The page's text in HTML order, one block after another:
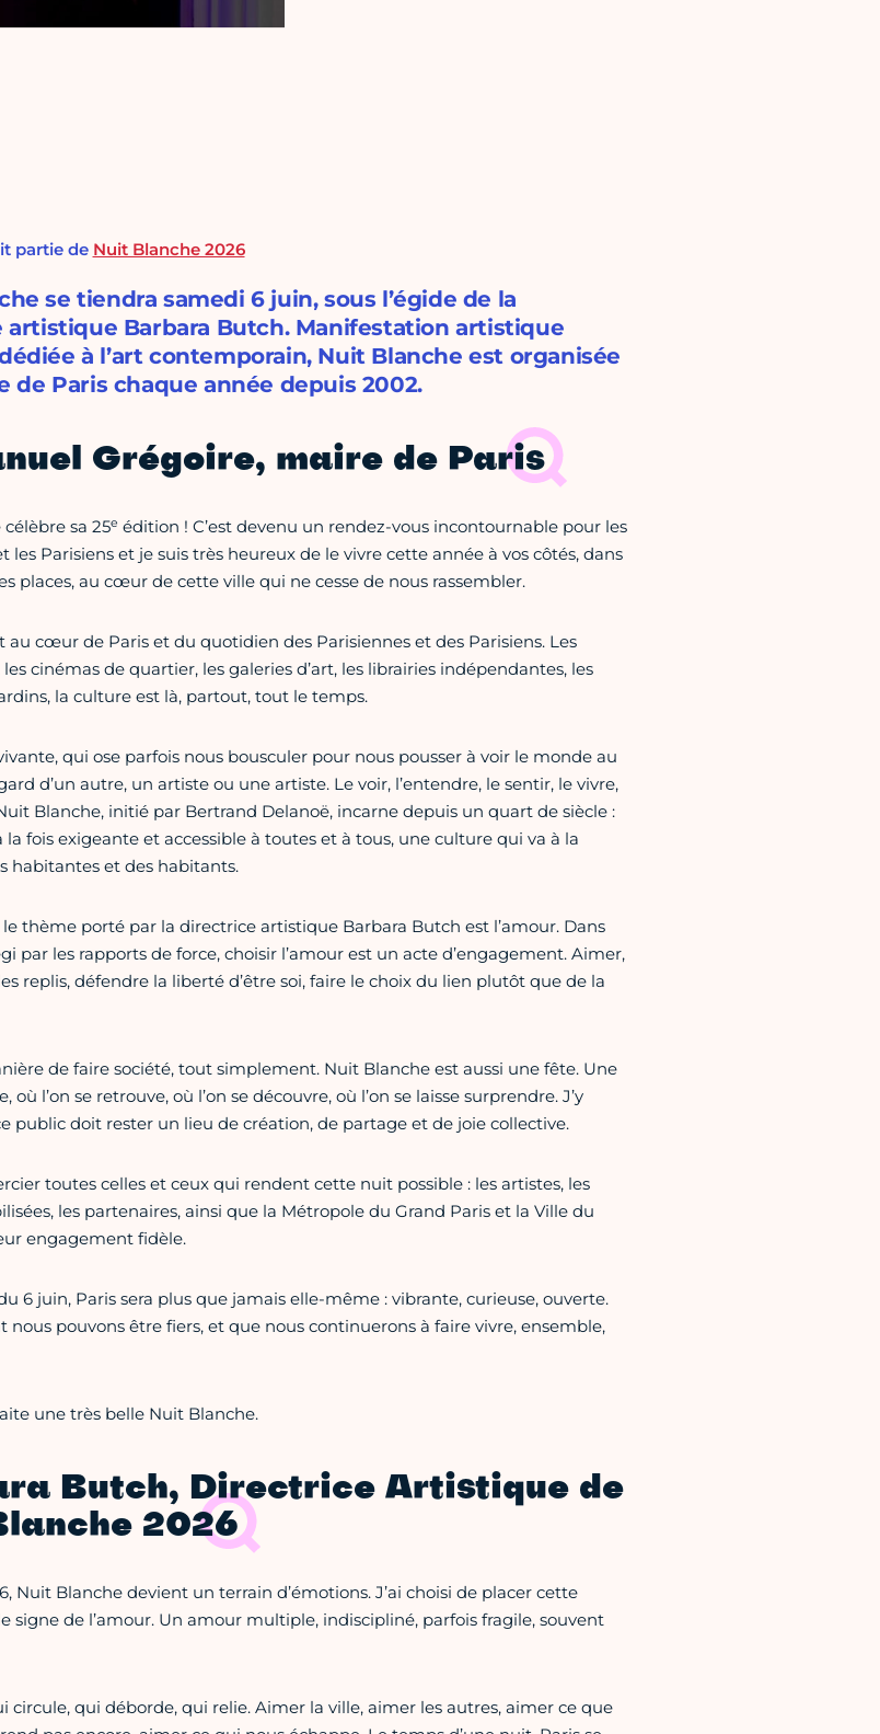
partie de Nuit Blanche 2026
se tiendra samedi 6 juin, sous l’égide de la
Barbara Butch. Manifestation artistique
à l’art contemporain, Nuit Blanche est organisée
de Paris chaque année depuis 2002.
Grégoire, maire de Paris
sa 25e édition ! C’est devenu un rendez-vous incontournable pour les
les Parisiens et je suis très heureux de le vivre cette année à vos côtés, dans
places, au cœur de cette ville qui ne cesse de nous rassembler.
au cœur de Paris et du quotidien des Parisiennes et des Parisiens. Les
cinémas de quartier, les galeries d’art, les librairies indépendantes, les
la culture est là, partout, tout le temps.
qui ose parfois nous bousculer pour nous pousser à voir le monde au
d’un autre, un artiste ou une artiste. Le voir, l’entendre, le sentir, le vivre,
Blanche, initié par Bertrand Delanoë, incarne depuis un quart de siècle :
fois exigeante et accessible à toutes et à tous, une culture qui va à la
habitantes et des habitants.
thème porté par la directrice artistique Barbara Butch est l’amour. Dans
par les rapports de force, choisir l’amour est un acte d’engagement. Aimer,
replis, défendre la liberté d’être soi, faire le choix du lien plutôt que de la
de faire société, tout simplement. Nuit Blanche est aussi une fête. Une
où l’on se retrouve, où l’on se découvre, où l’on se laisse surprendre. J’y
public doit rester un lieu de création, de partage et de joie collective.
toutes celles et ceux qui rendent cette nuit possible : les artistes, les
les partenaires, ainsi que la Métropole du Grand Paris et la Ville du
engagement fidèle.
6 juin, Paris sera plus que jamais elle-même : vibrante, curieuse, ouverte.
nous pouvons être fiers, et que nous continuerons à faire vivre, ensemble,
une très belle Nuit Blanche.
Butch, Directrice Artistique de
2026
Nuit Blanche devient un terrain d’émotions. J’ai choisi de placer cette
signe de l’amour. Un amour multiple, indiscipliné, parfois fragile, souvent
circule, qui déborde, qui relie. Aimer la ville, aimer les autres, aimer ce que